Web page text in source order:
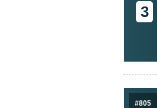
3
#805